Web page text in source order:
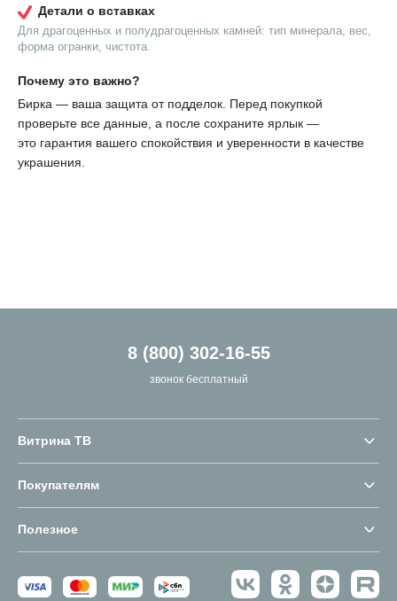
Детали о вставках
Для драгоценных и полудрагоценных камней: тип минерала, вес,
форма огранки, чистота.
Почему это важно?
Бирка — ваша защита от подделок. Перед покупкой
проверьте все данные, а после сохраните ярлык —
это гарантия вашего спокойствия и уверенности в качестве
украшения.
8 (800) 302-16-55
звонок бесплатный
Витрина ТВ
Покупателям
Полезное